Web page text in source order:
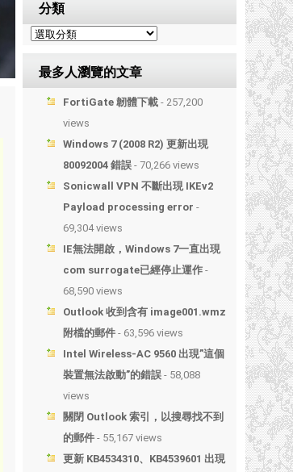
分類
最多人瀏覽的文章
FortiGate 韌體下載 - 257,200
views
Windows 7 (2008 R2) 更新出現
80092004 錯誤 - 70,266 views
Sonicwall VPN 不斷出現 IKEv2
Payload processing error -
69,304 views
IE無法開啟，Windows 7一直出現
com surrogate已經停止運作 -
68,590 views
Outlook 收到含有 image001.wmz
附檔的郵件 - 63,596 views
Intel Wireless-AC 9560 出現”這個
裝置無法啟動”的錯誤 - 58,088
views
關閉 Outlook 索引，以搜尋找不到
的郵件 - 55,167 views
更新 KB4534310、KB4539601 出現